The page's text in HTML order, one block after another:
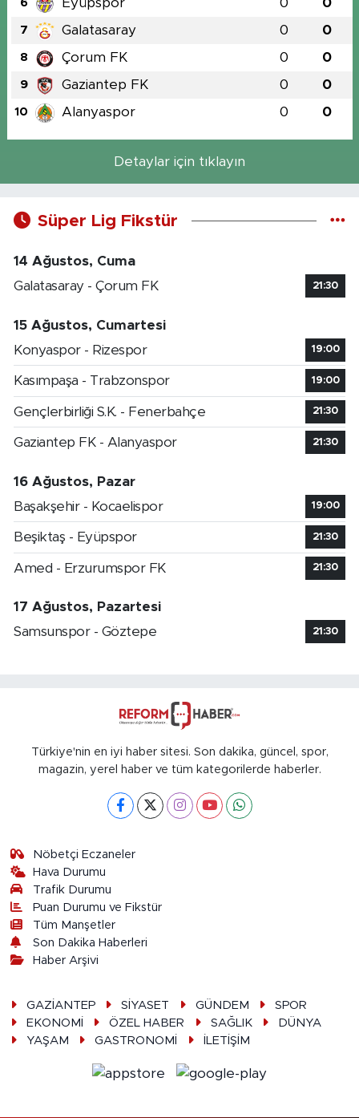
6 Eyüpspor 0 0
7 Galatasaray 0 0
8 Çorum FK 0 0
9 Gaziantep FK 0 0
10 Alanyaspor 0 0
Detaylar için tıklayın
Süper Lig Fikstür
14 Ağustos, Cuma
Galatasaray - Çorum FK
21:30
15 Ağustos, Cumartesi
Konyaspor - Rizespor
19:00
Kasımpaşa - Trabzonspor 19:00
Gençlerbirliği S.K. - Fenerbahçe 21:30
Gaziantep FK - Alanyaspor 21:30
16 Ağustos, Pazar
Başakşehir - Kocaelispor
19:00
Beşiktaş - Eyüpspor 21:30
Amed - Erzurumspor FK 21:30
17 Ağustos, Pazartesi
Samsunspor - Göztepe
21:30
Türkiye'nin en iyi haber sitesi. Son dakika, güncel, spor,
magazin, yerel haber ve tüm kategorilerde haberler.
Nöbetçi Eczaneler
Hava Durumu
Trafik Durumu
Puan Durumu ve Fikstür
Tüm Manşetler
Son Dakika Haberleri
Haber Arşivi
GAZİANTEP SİYASET GÜNDEM
SPOR
EKONOMİ
ÖZEL HABER SAĞLIK
DÜNYA
YAŞAM
GASTRONOMİ İLETİŞİM